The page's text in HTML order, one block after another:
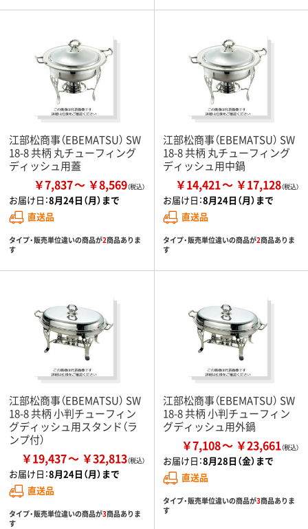
江部松商事（EBEMATSU） SW
18-8 共柄 丸チューフィング
ディッシュ用蓋
￥7,837 ￥8,569
お届け日：8月24日（月）まで
直送品
タイプ・販売単位違いの商品が2商品ありま
す
江部松商事（EBEMATSU） SW
18-8 共柄 丸チューフィング
ディッシュ用中鍋
￥14,421 ￥17,128
お届け日：8月24日（月）まで
直送品
タイプ・販売単位違いの商品が2商品ありま
す
江部松商事（EBEMATSU） SW
18-8 共柄 小判チューフィン
グディッシュ用スタンド（ラ
ンプ付）
￥19,437 ￥32,813
お届け日：8月24日（月）まで
直送品
タイプ・販売単位違いの商品が3商品ありま
す
江部松商事（EBEMATSU） SW
18-8 共柄 小判チューフィン
グディッシュ用外鍋
￥7,108 ￥23,661
お届け日：8月28日（金）まで
直送品
タイプ・販売単位違いの商品が3商品ありま
す